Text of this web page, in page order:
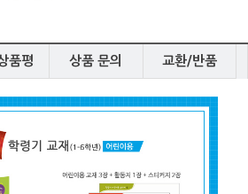
품평 상품 문의 교환/반품